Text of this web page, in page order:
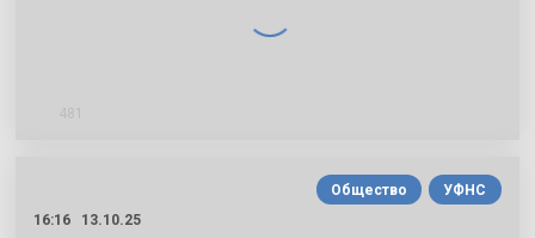
Общество
УФНС
16:16
13.10.25